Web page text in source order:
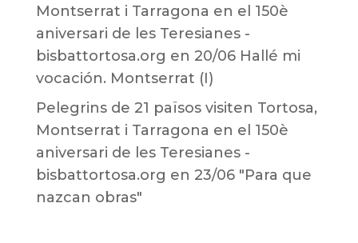
Montserrat i Tarragona en el 150è
aniversari de les Teresianes -
bisbattortosa.org en 20/06 Hallé mi
vocación. Montserrat (I)
Pelegrins de 21 països visiten Tortosa,
Montserrat i Tarragona en el 150è
aniversari de les Teresianes -
bisbattortosa.org en 23/06 "Para que
nazcan obras"